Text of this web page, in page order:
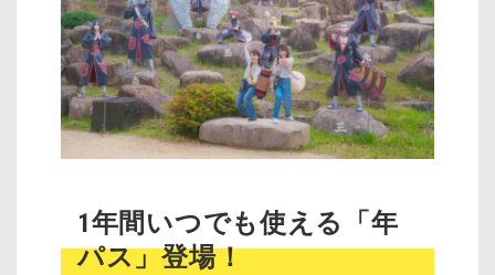
1年間いつでも使える「年
パス」登場！